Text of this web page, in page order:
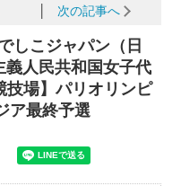
次の記事へ
しこジャパン（日
人民共和国女子代
技場】パリオリンピ
ア最終予選